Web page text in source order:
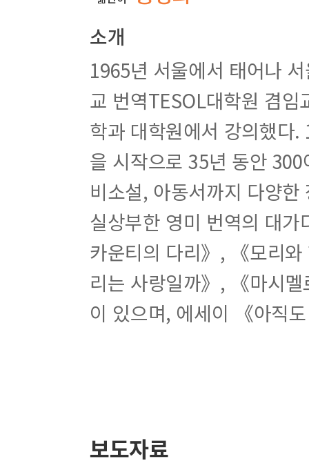
소개
1965년 서울에서 태어나
교 번역TESOL대학원 겸
학과 대학원에서 강의했다
을 시작으로 35년 동안
비소설, 아동서까지 다양
실상부한 영미 번역의 대
카운티의 다리》, 《모리
리는 사랑일까》, 《마시
이 있으며, 에세이 《아직
보도자료